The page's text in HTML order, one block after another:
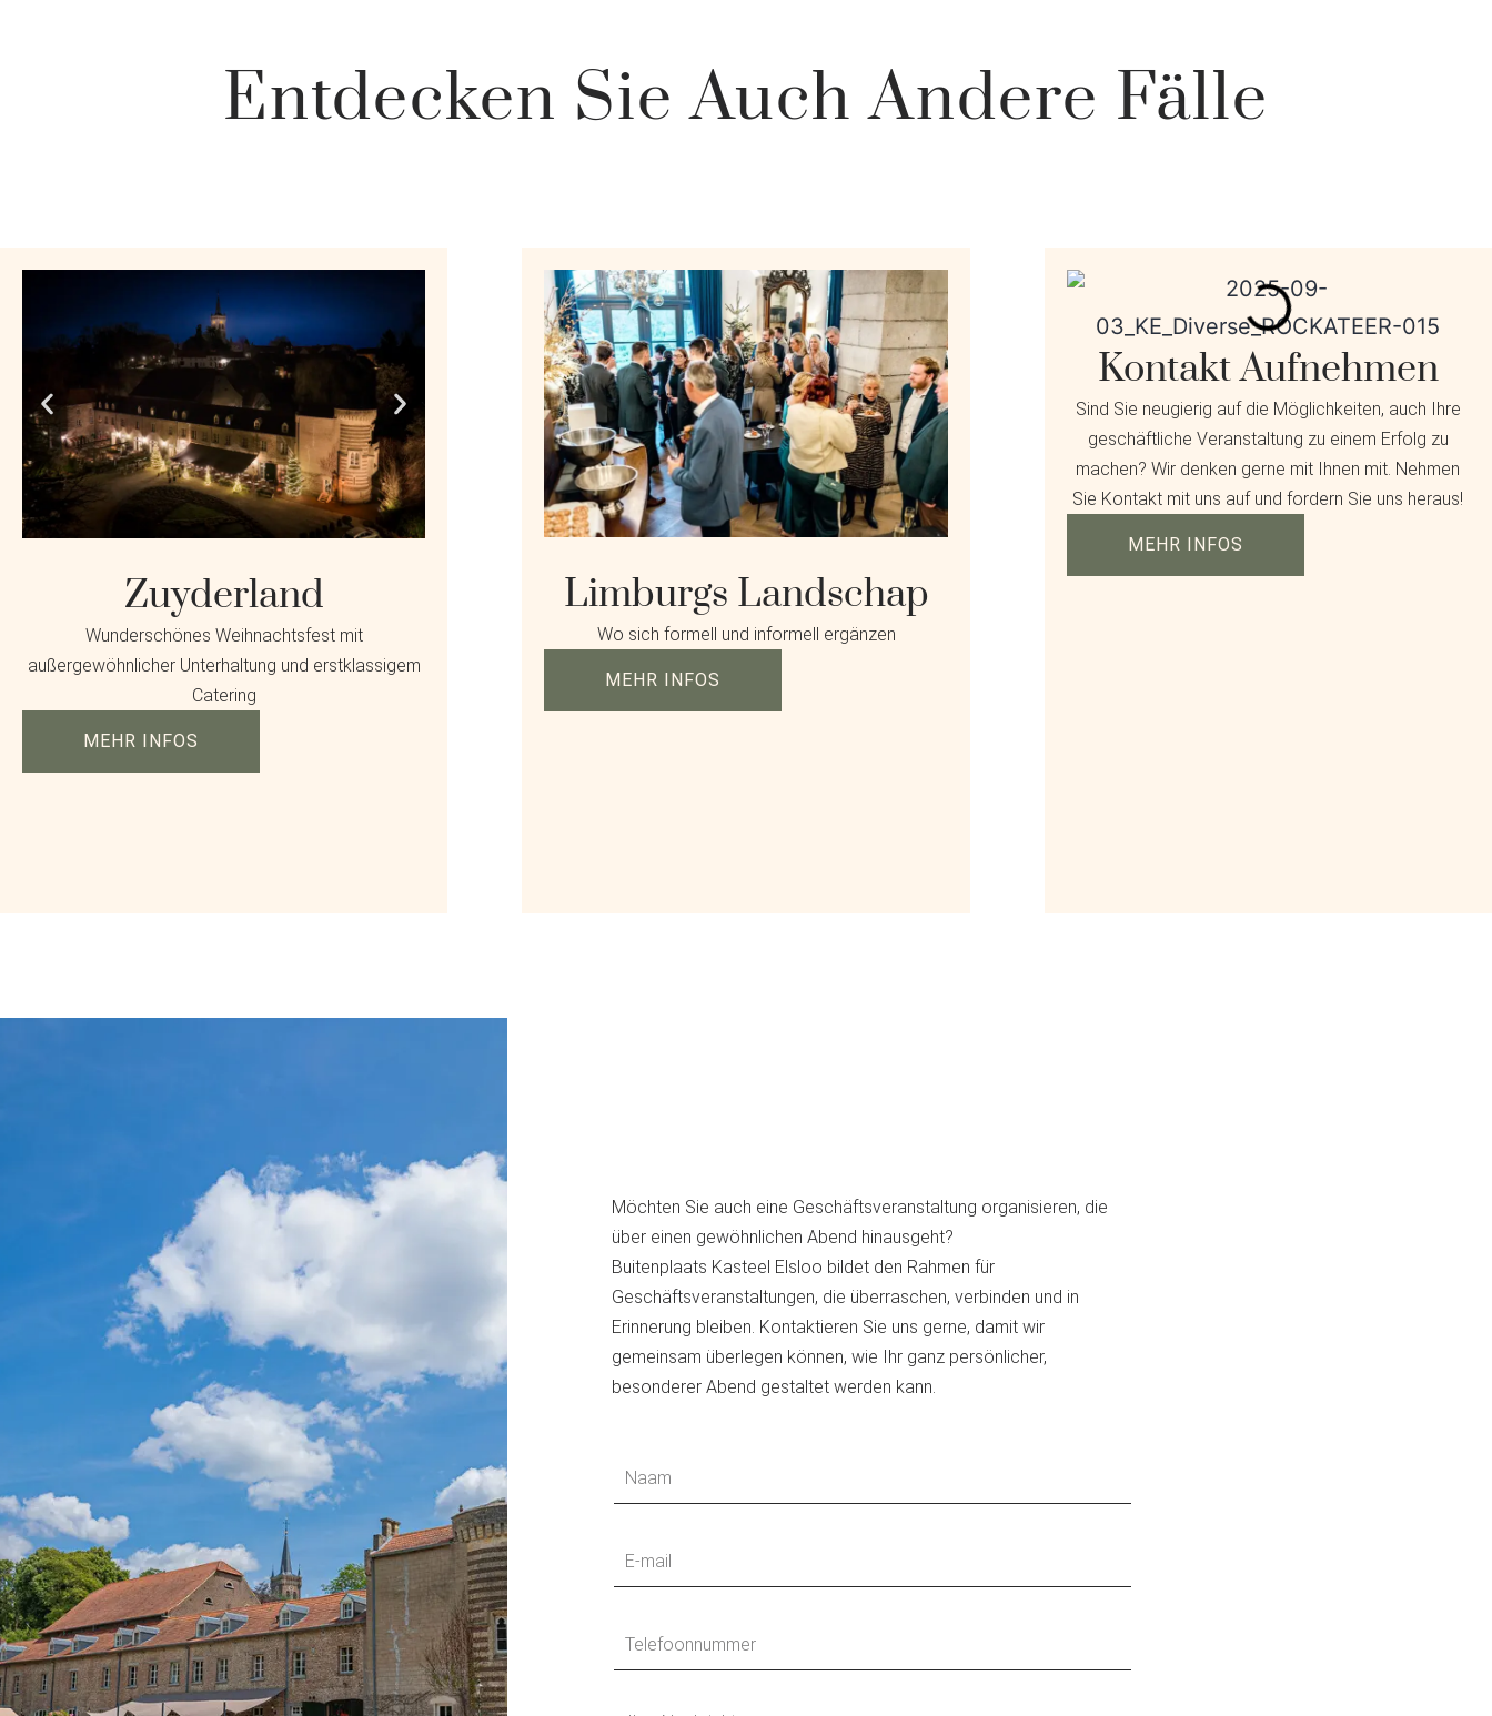
Entdecken Sie Auch Andere Fälle
Zuyderland
Wunderschönes Weihnachtsfest mit
außergewöhnlicher Unterhaltung und erstklassigem
Catering
MEHR INFOS
Limburgs Landschap
Wo sich formell und informell ergänzen
MEHR INFOS
Kontakt Aufnehmen
Sind Sie neugierig auf die Möglichkeiten, auch Ihre
geschäftliche Veranstaltung zu einem Erfolg zu
machen? Wir denken gerne mit Ihnen mit. Nehmen
Sie Kontakt mit uns auf und fordern Sie uns heraus!
MEHR INFOS
Möchten Sie auch eine Geschäftsveranstaltung organisieren, die
über einen gewöhnlichen Abend hinausgeht?
Buitenplaats Kasteel Elsloo bildet den Rahmen für
Geschäftsveranstaltungen, die überraschen, verbinden und in
Erinnerung bleiben. Kontaktieren Sie uns gerne, damit wir
gemeinsam überlegen können, wie Ihr ganz persönlicher,
besonderer Abend gestaltet werden kann.